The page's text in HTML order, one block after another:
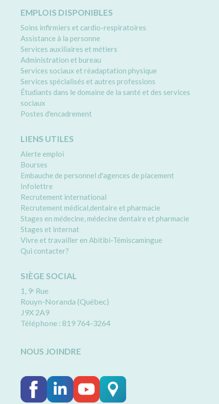
d
I
n
b
o
o
k
EMPLOIS DISPONIBLES
Soins infirmiers et cardio-respiratoires
Assistance à la personne
Services auxiliaires et métiers
Administration et bureau
Services sociaux et réadaptation physique
Services spécialisés et autres professions
Étudiants dans le domaine de la santé et des services
sociaux
Postes d'encadrement
LIENS UTILES
Alerte emploi
Bourses
Embauche de personnel d'agences de placement
Infolettre
Recrutement international
Recrutement médical,dentaire et pharmacie
Stages en médecine, médecine dentaire et pharmacie
Stages et internat
Vivre et travailler en Abitibi-Témiscamingue
Qui contacter?
SIÈGE SOCIAL
1, 9ᵉ Rue
Rouyn-Noranda (Québec)
J9X 2A9
Téléphone : 819 764-3264
NOUS JOINDRE